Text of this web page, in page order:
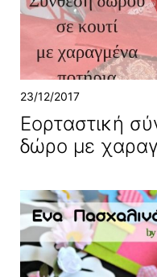
23/12/2017
Εορταστική
δώρο με